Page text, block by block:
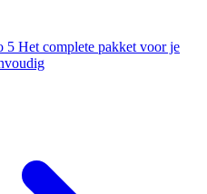
5 Het complete pakket voor je